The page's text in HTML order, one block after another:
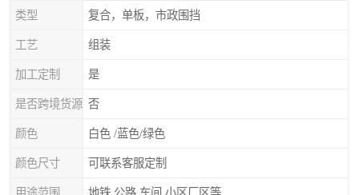
类型 复合，单板，市政围挡
工艺 组装
加工定制 是
是否跨境货源 否
颜色 白色 /蓝色/绿色
颜色尺寸 可联系客服定制